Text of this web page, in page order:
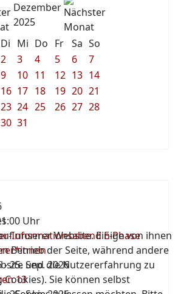
Dezember
2025
Di Mi Do Fr Sa So
2 3 4 5 6
7
9 10 11 12 13 14
16 17 18 19 20 21
23 24 25 26 27 28
30 31
Uhr
Informationsabend E-Phase
-25. Sep. 2026
13
unserer Website. Einige von ihnen
Betrieb der Seite, während andere
und die Nutzererfahrung zu
Sie können selbst